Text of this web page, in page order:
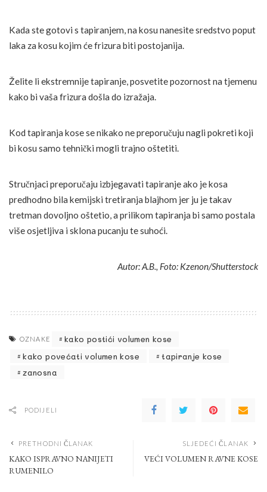
Kada ste gotovi s tapiranjem, na kosu nanesite sredstvo poput
laka za kosu kojim će frizura biti postojanija.
Želite li ekstremnije tapiranje, posvetite pozornost na tjemenu
kako bi vaša frizura došla do izražaja.
Kod tapiranja kose se nikako ne preporučuju nagli pokreti koji
bi kosu samo tehnički mogli trajno oštetiti.
Stručnjaci preporučaju izbjegavati tapiranje ako je kosa
predhodno bila kemijski tretiranja blajhom jer ju je takav
tretman dovoljno oštetio, a prilikom tapiranja bi samo postala
više osjetljiva i sklona pucanju te suhoći.
Autor: A.B., Foto: Kzenon/Shutterstock
OZNAKE
kako postići volumen kose
kako povećati volumen kose
tapiranje kose
zanosna
PODIJELI
PRETHODNI ČLANAK
KAKO ISPRAVNO NANIJETI
RUMENILO
SLJEDEĆI ČLANAK
VEĆI VOLUMEN RAVNE KOSE